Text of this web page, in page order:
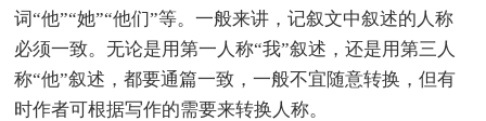
词“他”“她”“他们”等。一般来讲，记叙文中叙述的人称
必须一致。无论是用第一人称“我”叙述，还是用第三人
称“他”叙述，都要通篇一致，一般不宜随意转换，但有
时作者可根据写作的需要来转换人称。